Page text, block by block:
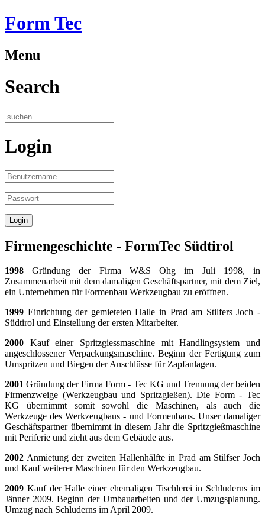
Form Tec
Menu
Search
Login
Firmengeschichte - FormTec Südtirol
1998 Gründung der Firma W&S Ohg im Juli 1998, in
Zusammenarbeit mit dem damaligen Geschäftspartner, mit dem Ziel,
ein Unternehmen für Formenbau Werkzeugbau zu eröffnen.
1999 Einrichtung der gemieteten Halle in Prad am Stilfers Joch -
Südtirol und Einstellung der ersten Mitarbeiter.
2000 Kauf einer Spritzgiessmaschine mit Handlingsystem und
angeschlossener Verpackungsmaschine. Beginn der Fertigung zum
Umspritzen und Biegen der Anschlüsse für Zapfanlagen.
2001 Gründung der Firma Form - Tec KG und Trennung der beiden
Firmenzweige (Werkzeugbau und Spritzgießen). Die Form - Tec
KG übernimmt somit sowohl die Maschinen, als auch die
Werkzeuge des Werkzeugbaus - und Formenbaus. Unser damaliger
Geschäftspartner übernimmt in diesem Jahr die Spritzgießmaschine
mit Periferie und zieht aus dem Gebäude aus.
2002 Anmietung der zweiten Hallenhälfte in Prad am Stilfser Joch
und Kauf weiterer Maschinen für den Werkzeugbau.
2009 Kauf der Halle einer ehemaligen Tischlerei in Schluderns im
Jänner 2009. Beginn der Umbauarbeiten und der Umzugsplanung.
Umzug nach Schluderns im April 2009.